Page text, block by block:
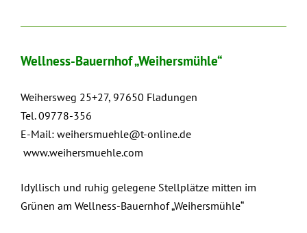
Wellness-Bauernhof „Weihersmühle“
Weihersweg 25+27, 97650 Fladungen
Tel. 09778-356
E-Mail: weihersmuehle@t-online.de
www.weihersmuehle.com
Idyllisch und ruhig gelegene Stellplätze mitten im
Grünen am Wellness-Bauernhof „Weihersmühle“